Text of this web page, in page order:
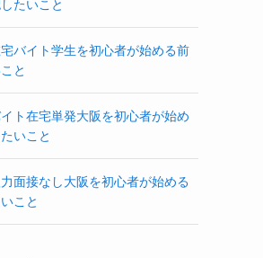
たいこと
バイト学生を初心者が始める前
と
ト在宅単発大阪を初心者が始め
いこと
面接なし大阪を初心者が始める
こと